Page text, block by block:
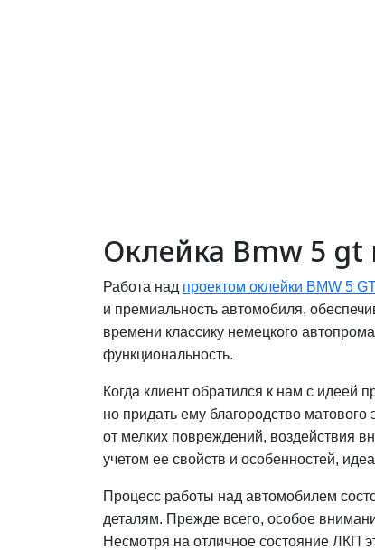
Оклейка Bmw 5
Работа над проектом оклейки BMW 5
и премиальность автомобиля,
времени классику немецкого
функциональность.
Когда клиент обратился к нам с идеей
но придать ему благородство
от мелких повреждений, воздействия
учетом ее свойств и особенностей,
Процесс работы над автомобилем
деталям. Прежде всего, особое
Несмотря на отличное состояние ЛКП